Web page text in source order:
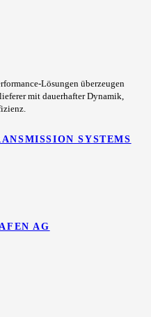
Lösungen überzeugen
mit dauerhafter Dynamik,
SYSTEMS
AG